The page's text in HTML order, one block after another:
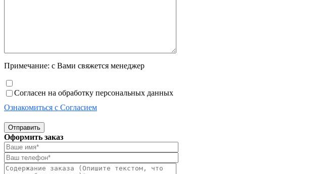
Примечание: с Вами свяжется менеджер
Согласен на обработку персональных данных
Ознакомиться с Согласием
Отправить
Оформить заказ